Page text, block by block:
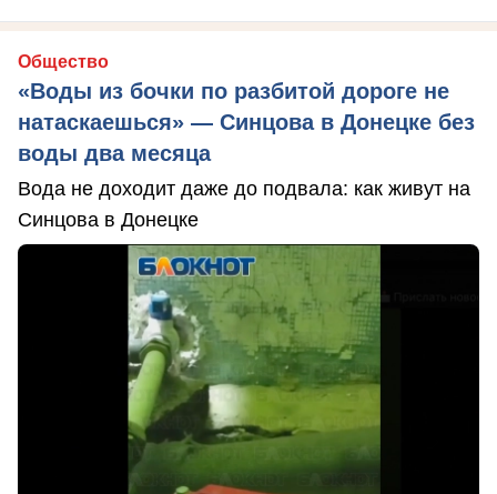
Общество
«Воды из бочки по разбитой дороге не
натаскаешься» — Синцова в Донецке без
воды два месяца
Вода не доходит даже до подвала: как живут на
Синцова в Донецке